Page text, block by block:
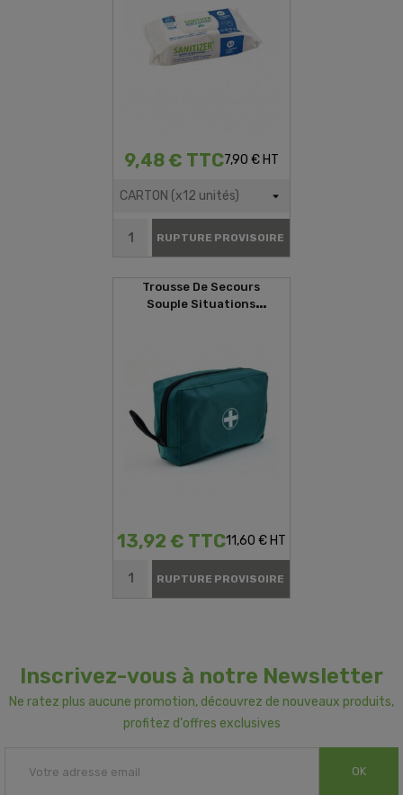
9,48 € TTC7,90 € HT
RUPTURE PROVISOIRE
Trousse De Secours
Souple Situations
13,92 € TTC11,60 € HT
RUPTURE PROVISOIRE
Inscrivez-vous à notre Newsletter
Ne ratez plus aucune promotion, découvrez de nouveaux produits,
profitez d'offres exclusives
OK